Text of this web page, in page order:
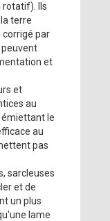
rotatif). Ils
terre
corrigé par
et
et
au
le
au
pas
sarcleuses
et de
un plus
lame